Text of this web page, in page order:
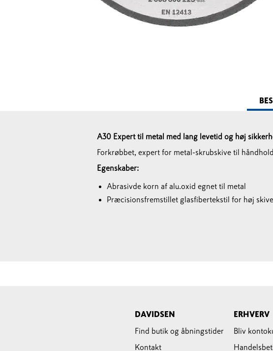
A30 Expert til metal med lang levetid og høj
Forkrøbbet, expert for metal-skrubskive til
Egenskaber:
Abrasivde korn af alu.oxid egnet til metal
Præcisionsfremstillet glasfibertekstil for høj
DAVIDSEN
Find butik og åbningstider
Kontakt
ERHVERV
Bliv